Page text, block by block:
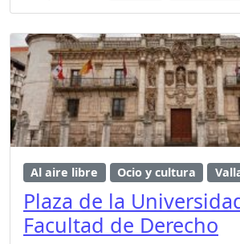
Al aire libre Ocio y cultura
Plaza de la
Facultad de Derecho